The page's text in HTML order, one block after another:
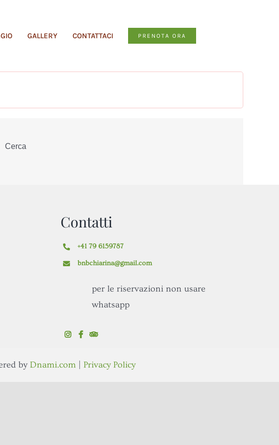
GALLERY CONTATTACI PRENOTA ORA
Cerca
Contatti
+41 79 6159787
bnbchiarina@gmail.com
per le riservazioni non usare
whatsapp
byDnami.com| Privacy Policy